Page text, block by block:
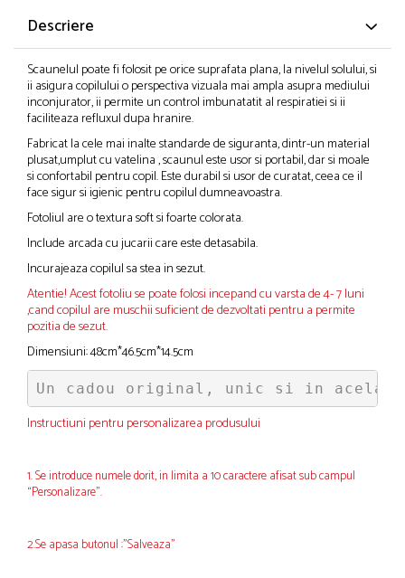
Descriere
Scaunelul poate fi folosit pe orice suprafata plana, la nivelul solului, si
ii asigura copilului o perspectiva vizuala mai ampla asupra mediului
inconjurator, ii permite un control imbunatatit al respiratiei si ii
faciliteaza refluxul dupa hranire.
Fabricat la cele mai inalte standarde de siguranta, dintr-un material
plusat,umplut cu vatelina , scaunul este usor si portabil, dar si moale
si confortabil pentru copil. Este durabil si usor de curatat, ceea ce il
face sigur si igienic pentru copilul dumneavoastra.
Fotoliul are o textura soft si foarte colorata.
Include arcada cu jucarii care este detasabila.
Incurajeaza copilul sa stea in sezut.
Atentie! Acest fotoliu se poate folosi incepand cu varsta de 4- 7 luni
,cand copilul are muschii suficient de dezvoltati pentru a permite
pozitia de sezut.
Dimensiuni: 48cm*46.5cm*14.5cm
Un cadou original, unic si in
Instructiuni pentru personalizarea produsului
1. Se introduce numele dorit, in limita a 10 caractere afisat sub campul
“Personalizare”.
2.Se apasa butonul :"Salveaza"